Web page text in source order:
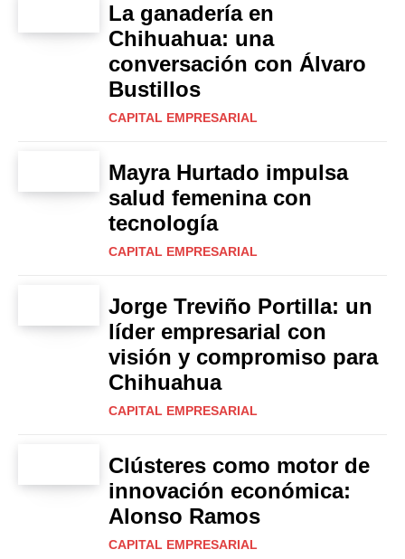
La ganadería en
Chihuahua: una
conversación con Álvaro
Bustillos
CAPITAL EMPRESARIAL
Mayra Hurtado impulsa
salud femenina con
tecnología
CAPITAL EMPRESARIAL
Jorge Treviño Portilla: un
líder empresarial con
visión y compromiso para
Chihuahua
CAPITAL EMPRESARIAL
Clústeres como motor de
innovación económica:
Alonso Ramos
CAPITAL EMPRESARIAL